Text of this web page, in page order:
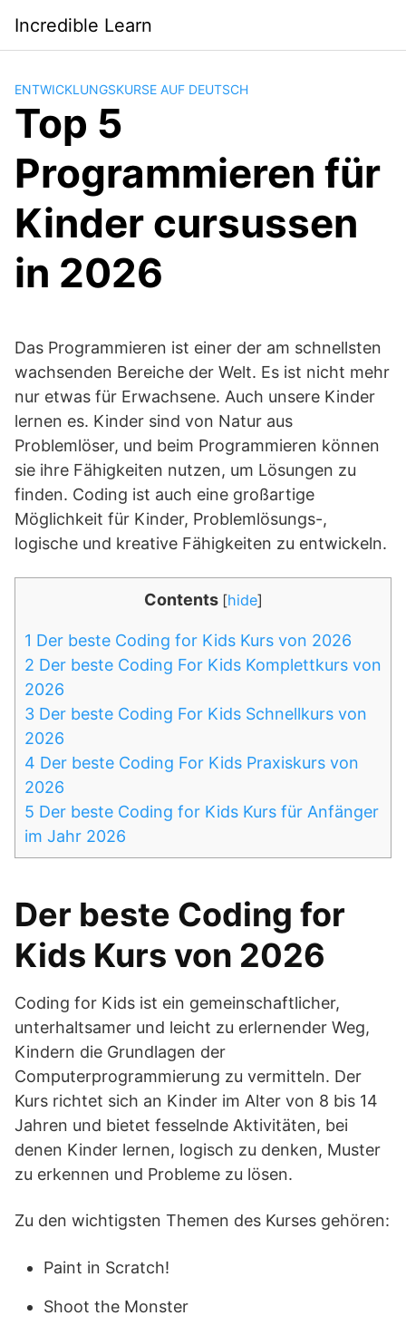
contenido
Incredible Learn
ENTWICKLUNGSKURSE AUF DEUTSCH
Top 5
Programmieren für
Kinder cursussen
in 2026
Das Programmieren ist einer der am schnellsten
wachsenden Bereiche der Welt. Es ist nicht mehr
nur etwas für Erwachsene. Auch unsere Kinder
lernen es. Kinder sind von Natur aus
Problemlöser, und beim Programmieren können
sie ihre Fähigkeiten nutzen, um Lösungen zu
finden. Coding ist auch eine großartige
Möglichkeit für Kinder, Problemlösungs-,
logische und kreative Fähigkeiten zu entwickeln.
Contents [hide]
1 Der beste Coding for Kids Kurs von 2026
2 Der beste Coding For Kids Komplettkurs von
2026
3 Der beste Coding For Kids Schnellkurs von
2026
4 Der beste Coding For Kids Praxiskurs von
2026
5 Der beste Coding for Kids Kurs für Anfänger
im Jahr 2026
Der beste Coding for
Kids Kurs von 2026
Coding for Kids ist ein gemeinschaftlicher,
unterhaltsamer und leicht zu erlernender Weg,
Kindern die Grundlagen der
Computerprogrammierung zu vermitteln. Der
Kurs richtet sich an Kinder im Alter von 8 bis 14
Jahren und bietet fesselnde Aktivitäten, bei
denen Kinder lernen, logisch zu denken, Muster
zu erkennen und Probleme zu lösen.
Zu den wichtigsten Themen des Kurses gehören:
Paint in Scratch!
Shoot the Monster